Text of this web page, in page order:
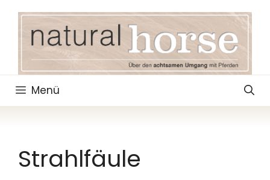
springen
Menü
Strahlfäule